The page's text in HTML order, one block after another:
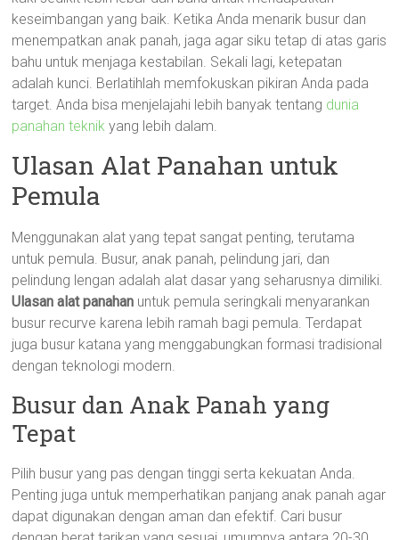
keseimbangan yang baik. Ketika Anda menarik busur dan
menempatkan anak panah, jaga agar siku tetap di atas garis
bahu untuk menjaga kestabilan. Sekali lagi, ketepatan
adalah kunci. Berlatihlah memfokuskan pikiran Anda pada
target. Anda bisa menjelajahi lebih banyak tentang dunia
panahan teknik yang lebih dalam.
Ulasan Alat Panahan untuk
Pemula
Menggunakan alat yang tepat sangat penting, terutama
untuk pemula. Busur, anak panah, pelindung jari, dan
pelindung lengan adalah alat dasar yang seharusnya dimiliki.
Ulasan alat panahan untuk pemula seringkali menyarankan
busur recurve karena lebih ramah bagi pemula. Terdapat
juga busur katana yang menggabungkan formasi tradisional
dengan teknologi modern.
Busur dan Anak Panah yang
Tepat
Pilih busur yang pas dengan tinggi serta kekuatan Anda.
Penting juga untuk memperhatikan panjang anak panah agar
dapat digunakan dengan aman dan efektif. Cari busur